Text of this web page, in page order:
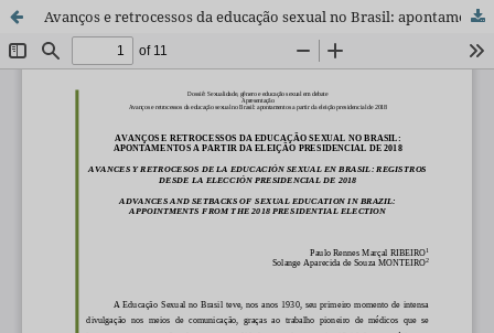
Avanços e retrocessos da educação sexual no Brasil: apontamentos a partir da eleição presidencial de 2018